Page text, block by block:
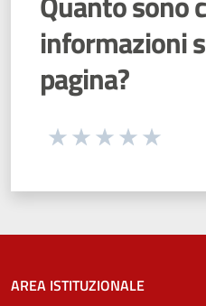
informazioni
pagina?
Seleziona una
AREA ISTITUZIONALE